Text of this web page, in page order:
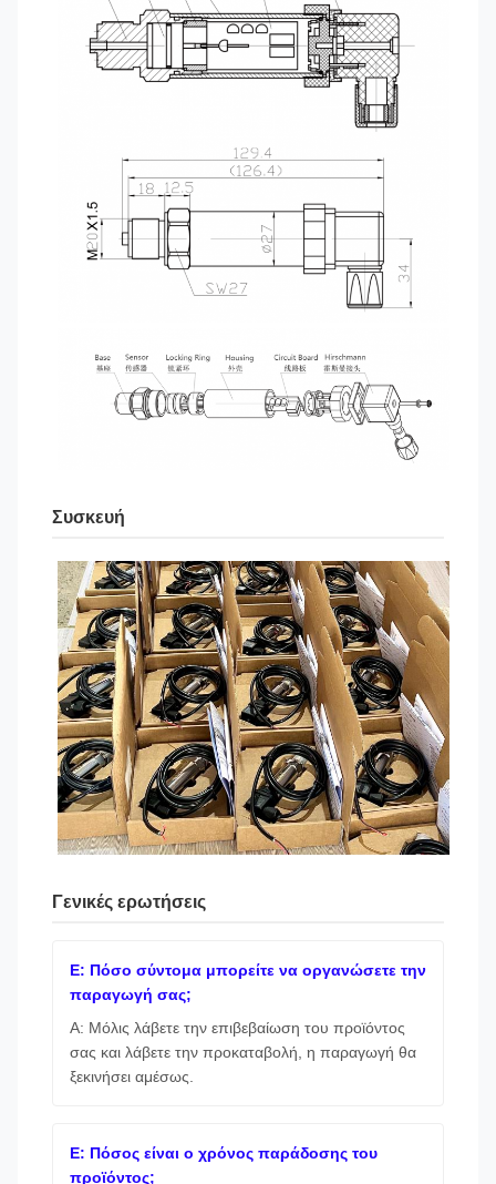
Συσκευή
Γενικές ερωτήσεις
Ε: Πόσο σύντομα μπορείτε να οργανώσετε την
παραγωγή σας;
Α: Μόλις λάβετε την επιβεβαίωση του προϊόντος
σας και λάβετε την προκαταβολή, η παραγωγή θα
ξεκινήσει αμέσως.
Ε: Πόσος είναι ο χρόνος παράδοσης του
προϊόντος;